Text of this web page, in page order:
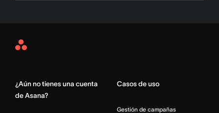
Asana
¿Aún no tienes una cuenta
de Asana?
Casos de uso
Gestión de campañas